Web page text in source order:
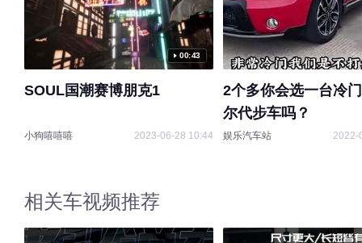
00:43
SOUL国潮赛博朋克1
小狗嘻嘻嘻 2023-06-28 10:44
2个多你会选一台冷
尔代步车吗？
娱乐汽车站 2022-
相关车视频推荐